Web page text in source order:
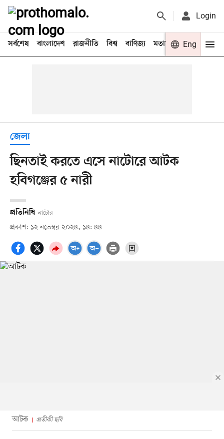
Login
সর্বশেষ বাংলাদেশ রাজনীতি বিশ্ব বাণিজ্য মতামত খেলা
Eng
জেলা
ছিনতাই করতে এসে নাটোরে আটক
হবিগঞ্জের ৫ নারী
প্রতিনিধি নাটোর
প্রকাশ: ১২ নভেম্বর ২০২৪, ১৪: ৪৪
আটক প্রতীকী ছবি